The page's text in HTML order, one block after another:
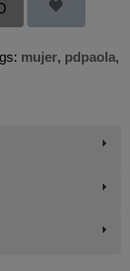
mujer pdpaola